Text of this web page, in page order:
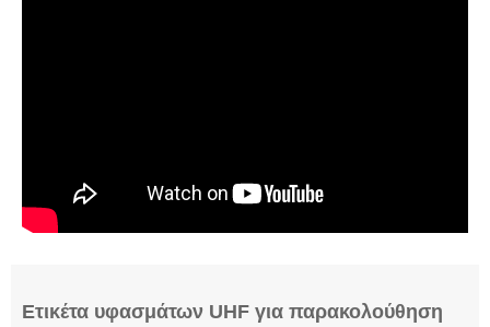
Ετικέτα υφασμάτων UHF για παρακολούθηση